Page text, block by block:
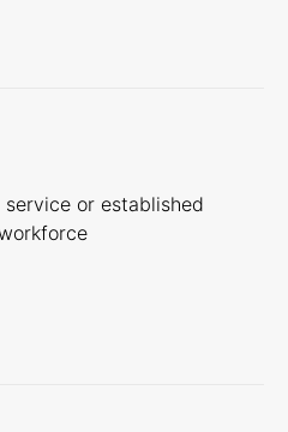
or established